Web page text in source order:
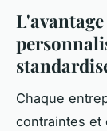
Chaque
contraintes et